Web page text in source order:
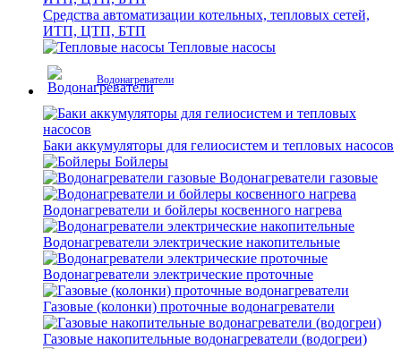
Средства автоматизации котельных, тепловых сетей,
ИТП, ЦТП, БТП
Тепловые насосы
Водонагреватели
Баки аккумуляторы для гелиосистем и тепловых насосов
Бойлеры
Водонагреватели газовые
Водонагреватели и бойлеры косвенного нагрева
Водонагреватели электрические накопительные
Водонагреватели электрические проточные
Газовые (колонки) проточные водонагреватели
Газовые накопительные водонагреватели (водогреи)